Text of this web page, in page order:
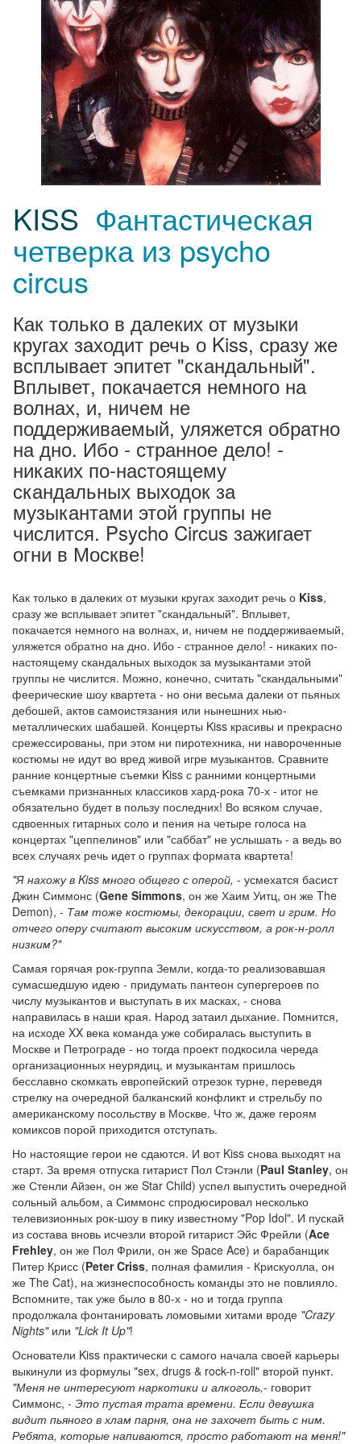
KISS Фантастическая
четверка из psycho
circus
Как только в далеких от музыки
кругах заходит речь о Kiss, сразу же
всплывает эпитет "скандальный".
Вплывет, покачается немного на
волнах, и, ничем не
поддерживаемый, уляжется обратно
на дно. Ибо - странное дело! -
никаких по-настоящему
скандальных выходок за
музыкантами этой группы не
числится. Psycho Circus зажигает
огни в Москве!
Как только в далеких от музыки кругах заходит речь о Kiss,
сразу же всплывает эпитет "скандальный". Вплывет,
покачается немного на волнах, и, ничем не поддерживаемый,
уляжется обратно на дно. Ибо - странное дело! - никаких по-
настоящему скандальных выходок за музыкантами этой
группы не числится. Можно, конечно, считать "скандальными"
феерические шоу квартета - но они весьма далеки от пьяных
дебошей, актов самоистязания или нынешних нью-
металлических шабашей. Концерты Kiss красивы и прекрасно
срежессированы, при этом ни пиротехника, ни навороченные
костюмы не идут во вред живой игре музыкантов. Сравните
ранние концертные съемки Kiss с ранними концертными
съемками признанных классиков хард-рока 70-х - итог не
обязательно будет в пользу последних! Во всяком случае,
сдвоенных гитарных соло и пения на четыре голоса на
концертах "цеппелинов" или "саббат" не услышать - а ведь во
всех случаях речь идет о группах формата квартета!
"Я нахожу в Kiss много общего с оперой, - усмехатся басист
Джин Симмонс (Gene Simmons, он же Хаим Уитц, он же The
Demon), - Там тоже костюмы, декорации, свет и грим. Но
отчего оперу считают высоким искусством, а рок-н-ролл
низким?"
Самая горячая рок-группа Земли, когда-то реализовавшая
сумасшедшую идею - придумать пантеон супергероев по
числу музыкантов и выступать в их масках, - снова
направилась в наши края. Народ затаил дыхание. Помнится,
на исходе XX века команда уже собиралась выступить в
Москве и Петрограде - но тогда проект подкосила череда
организационных неурядиц, и музыкантам пришлось
бесславно скомкать европейский отрезок турне, переведя
стрелку на очередной балканский конфликт и стрельбу по
американскому посольству в Москве. Что ж, даже героям
комиксов порой приходится отступать.
Но настоящие герои не сдаются. И вот Kiss снова выходят на
старт. За время отпуска гитарист Пол Стэнли (Paul Stanley, он
же Стенли Айзен, он же Star Child) успел выпустить очередной
сольный альбом, а Симмонс спродюсировал несколько
телевизионных рок-шоу в пику известному "Pop Idol". И пускай
из состава вновь исчезли второй гитарист Эйс Фрейли (Ace
Frehley, он же Пол Фрили, он же Space Ace) и барабанщик
Питер Крисс (Peter Criss, полная фамилия - Крискуолла, он
же The Cat), на жизнеспособность команды это не повлияло.
Вспомните, так уже было в 80-х - но и тогда группа
продолжала фонтанировать ломовыми хитами вроде "Crazy
Nights"или "Lick It Up"!
Основатели Kiss практически с самого начала своей карьеры
выкинули из формулы "sex, drugs & rock-n-roll" второй пункт.
"Меня не интересуют наркотики и алкоголь,- говорит
Симмонс, - Это пустая трата времени. Если девушка
видит пьяного в хлам парня, она не захочет быть с ним.
Ребята, которые напиваются, просто работают на меня!"